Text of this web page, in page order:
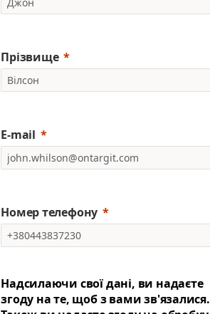
Прізвище
E-mail
Номер телефону
Надсилаючи свої дані, ви надаєте
згоду на те, щоб з вами зв'язалися.